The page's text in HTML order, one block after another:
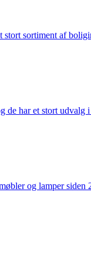
sortiment af
har et stort
og lamper